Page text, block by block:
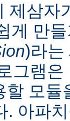
제삼자
게 만
)라는
그램
모듈
. 아파